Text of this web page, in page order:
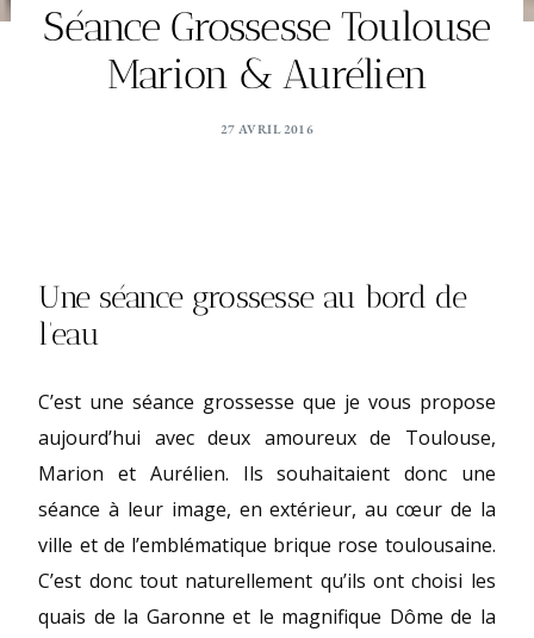
Séance Grossesse Toulouse
Marion & Aurélien
27 AVRIL 2016
Une séance grossesse au bord de
l’eau
C’est une séance grossesse que je vous propose
aujourd’hui avec deux amoureux de Toulouse,
Marion et Aurélien. Ils souhaitaient donc une
séance à leur image, en extérieur, au cœur de la
ville et de l’emblématique brique rose toulousaine.
C’est donc tout naturellement qu’ils ont choisi les
quais de la Garonne et le magnifique Dôme de la